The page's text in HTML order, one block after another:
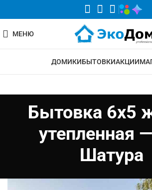
МЕНЮ
ДОМИКИБЫТОВКИАКЦИИ
Бытовка 6х5
утепленная
Шатура